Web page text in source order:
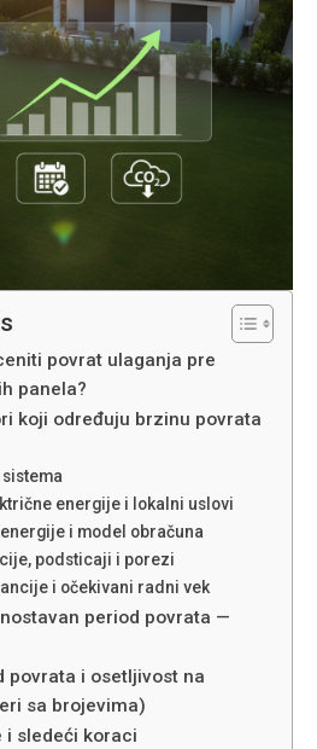
povrat ulaganja pre
panela?
koji određuju brzinu povrata
energije i lokalni uslovi
i model obračuna
podsticaji i porezi
i očekivani radni vek
period povrata —
povrata i osetljivost na
sa brojevima)
i sledeći koraci